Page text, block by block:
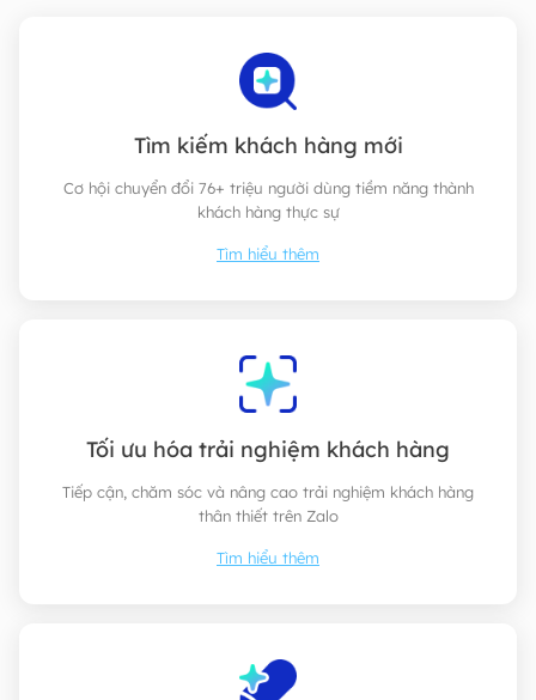
Tìm kiếm khách hàng mới
Cơ hội chuyển đổi 76+ triệu người dùng tiềm năng thành
khách hàng thực sự
Tìm hiểu thêm
Tối ưu hóa trải nghiệm khách hàng
Tiếp cận, chăm sóc và nâng cao trải nghiệm khách hàng
thân thiết trên Zalo
Tìm hiểu thêm